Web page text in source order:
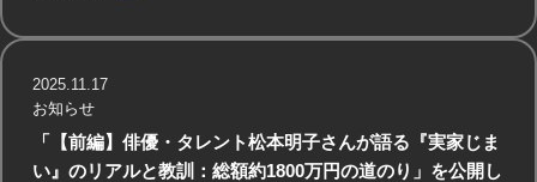
「【前編】俳優・タレント松本明子さんが語る『実家じま
い』のリアルと教訓：総額約1800万円の道のり」を公開し
2025.11.17
お知らせ